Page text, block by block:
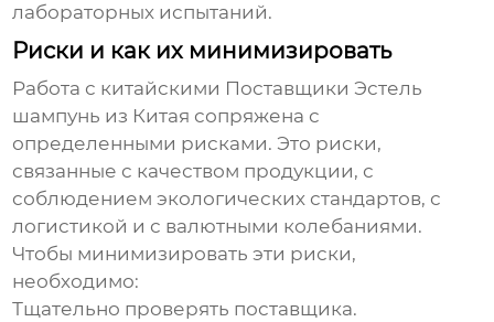
лабораторных испытаний.
Риски и как их минимизировать
Работа с китайскими Поставщики Эстель
шампунь из Китая сопряжена с
определенными рисками. Это риски,
связанные с качеством продукции, с
соблюдением экологических стандартов, с
логистикой и с валютными колебаниями.
Чтобы минимизировать эти риски,
необходимо:
Тщательно проверять поставщика.